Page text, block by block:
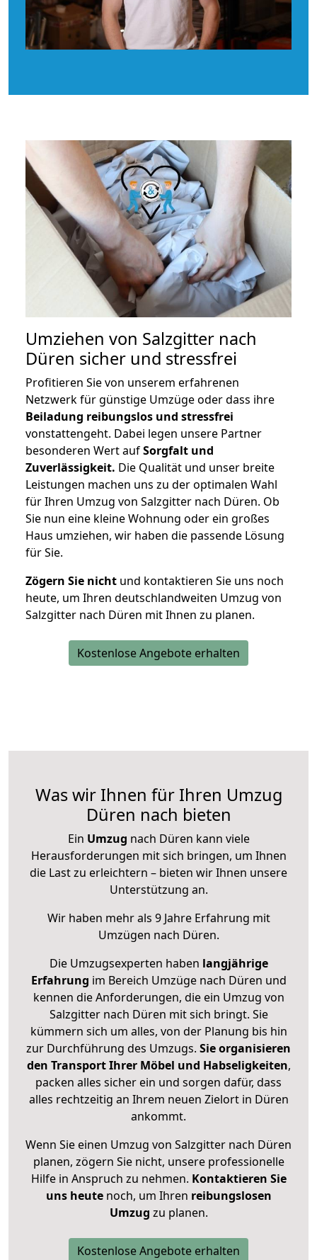
Umziehen von Salzgitter nach
Düren sicher und stressfrei
Profitieren Sie von unserem erfahrenen
Netzwerk für günstige Umzüge oder dass ihre
Beiladung reibungslos und stressfrei
vonstattengeht. Dabei legen unsere Partner
besonderen Wert aufSorgfalt und
Zuverlässigkeit. Die Qualität und unser breite
Leistungen machen uns zu der optimalen Wahl
für Ihren Umzug von Salzgitter nach Düren. Ob
Sie nun eine kleine Wohnung oder ein großes
Haus umziehen, wir haben die passende Lösung
für Sie.
Zögern Sie nicht und kontaktieren Sie uns noch
heute, um Ihren deutschlandweiten Umzug von
Salzgitter nach Düren mit Ihnen zu planen.
Kostenlose Angebote erhalten
Was wir Ihnen für Ihren Umzug
Düren nach bieten
Ein Umzug nach Düren kann viele
Herausforderungen mit sich bringen, um Ihnen
die Last zu erleichtern – bieten wir Ihnen unsere
Unterstützung an.
Wir haben mehr als 9 Jahre Erfahrung mit
Umzügen nach Düren.
Die Umzugsexperten haben langjährige
Erfahrung im Bereich Umzüge nach Düren und
kennen die Anforderungen, die ein Umzug von
Salzgitter nach Düren mit sich bringt. Sie
kümmern sich um alles, von der Planung bis hin
zur Durchführung des Umzugs. Sie organisieren
den Transport Ihrer Möbel und Habseligkeiten,
packen alles sicher ein und sorgen dafür, dass
alles rechtzeitig an Ihrem neuen Zielort in Düren
ankommt.
Wenn Sie einen Umzug von Salzgitter nach Düren
planen, zögern Sie nicht, unsere professionelle
Hilfe in Anspruch zu nehmen. Kontaktieren Sie
uns heutenoch, um Ihren reibungslosen
Umzug zu planen.
Kostenlose Angebote erhalten